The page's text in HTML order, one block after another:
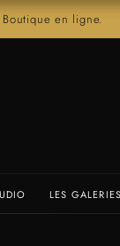
Boutique en ligne.
LES GALERIES